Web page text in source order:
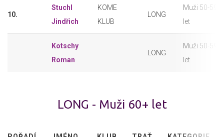
10.
Stuchl
Jindřich
KOME
KLUB
LONG
Muži 50-59
let
Kotschy
Roman
LONG
Muži 50-59
let
LONG - Muži 60+ let